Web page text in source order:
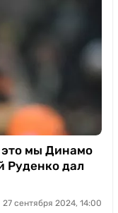
это мы Динамо
Руденко дал
27 сентября 2024, 14:00